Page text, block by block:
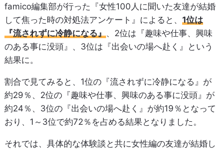
famico編集部が行った『女性100人に聞いた友達が結婚
して焦った時の対処法アンケート』によると、 1位は
『流されずに冷静になる』 、2位は『趣味や仕事、興味
のある事に没頭』、3位は『出会いの場へ赴く』という
結果に。
割合で見てみると、1位の『流されずに冷静になる』が
約29％、2位の『趣味や仕事、興味のある事に没頭』が
約24％、3位の『出会いの場へ赴く』が約19％となって
おり、1～3位で約72％を占める結果となりました。
それでは、具体的な体験談と共に女性編の友達が結婚し